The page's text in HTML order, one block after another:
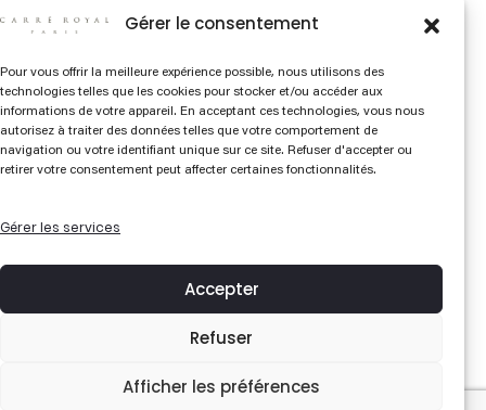
Gérer le consentement
Pour vous offrir la meilleure expérience possible, nous utilisons des
technologies telles que les cookies pour stocker et/ou accéder aux
informations de votre appareil. En acceptant ces technologies, vous nous
autorisez à traiter des données telles que votre comportement de
navigation ou votre identifiant unique sur ce site. Refuser d'accepter ou
retirer votre consentement peut affecter certaines fonctionnalités.
Gérer les services
Accepter
Refuser
Afficher les préférences
©2026 CARRÉ
CONTACT
QUESTIONS
FRÉQUENTES
NUANCIER CARRÉ
ROYAL
LIVRAISONS &
RETOURS